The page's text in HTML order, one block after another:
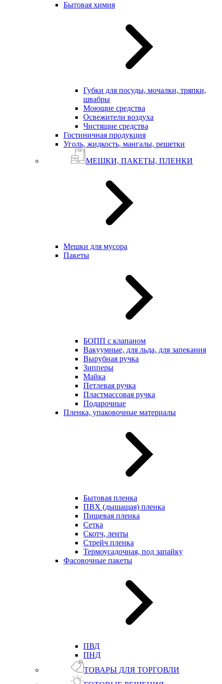
Бытовая химия
Губки для посуды, мочалки, тряпки,
швабры
Моющие средства
Освежители воздуха
Чистящие средства
Гостиничная продукция
Уголь, жидкость, мангалы, решетки
МЕШКИ, ПАКЕТЫ, ПЛЕНКИ
Мешки для мусора
Пакеты
БОПП с клапаном
Вакуумные, для льда, для запекания
Вырубная ручка
Зипперы
Майка
Петлевая ручка
Пластмассовая ручка
Подарочные
Пленка, упаковочные материалы
Бытовая пленка
ПВХ (дышащая) пленка
Пищевая пленка
Сетка
Скотч, ленты
Стрейч пленка
Термоусадочная, под запайку
Фасовочные пакеты
ПВД
ПНД
ТОВАРЫ ДЛЯ ТОРГОВЛИ